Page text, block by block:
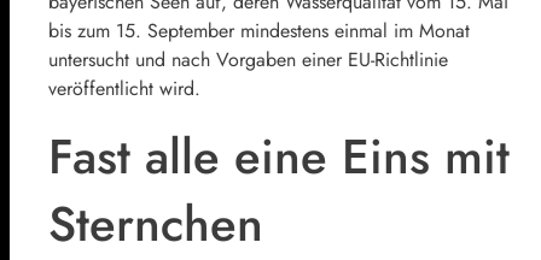
bis zum 15. September mindestens einmal im Monat
untersucht und nach Vorgaben einer EU-Richtlinie
veröffentlicht wird.
Fast alle eine Eins mit
Sternchen